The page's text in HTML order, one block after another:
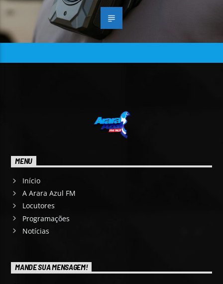
MENU
Início
A Arara Azul FM
Locutores
Programações
Notícias
MANDE SUA MENSAGEM!